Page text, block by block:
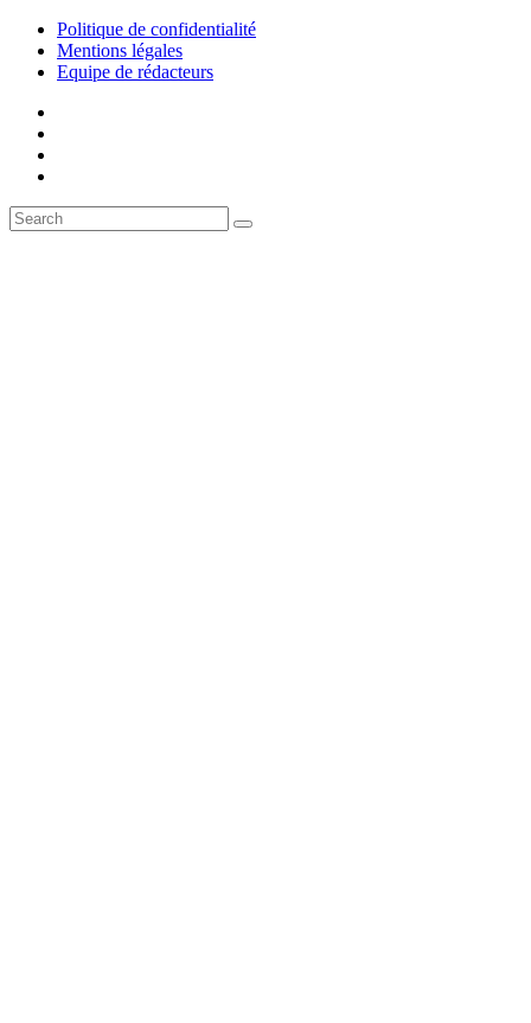
Politique de confidentialité
Mentions légales
Equipe de rédacteurs